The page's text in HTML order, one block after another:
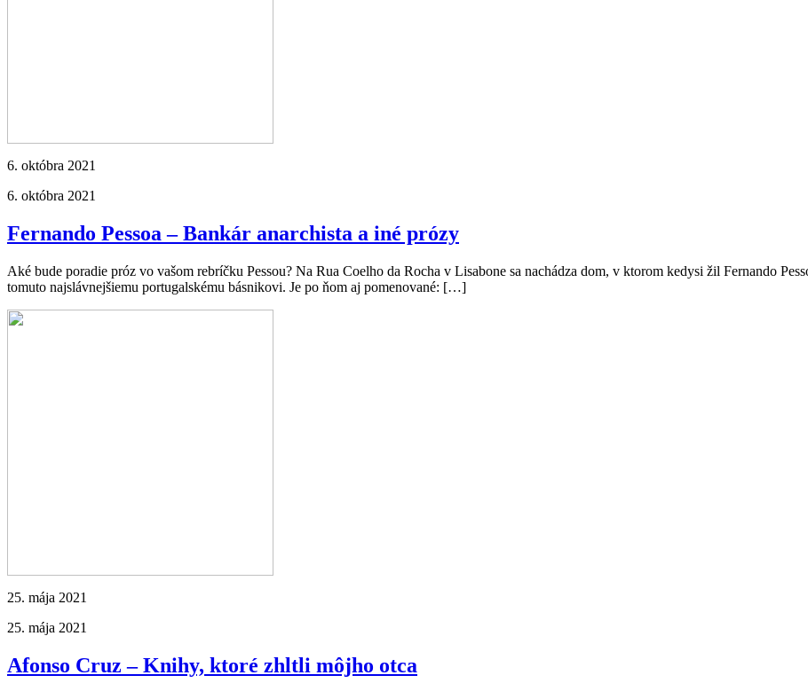
6. októbra 2021
6. októbra 2021
Fernando Pessoa – Bankár anarchista a iné prózy
Aké bude poradie próz vo vašom rebríčku Pessou? Na Rua Coelho da Rocha v Lisabone sa nachádza dom, v ktorom kedysi žil Fernando
tomuto najslávnejšiemu portugalskému básnikovi. Je po ňom aj pomenované: […]
25. mája 2021
25. mája 2021
Afonso Cruz – Knihy, ktoré zhltli môjho otca